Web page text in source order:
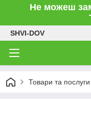
Не можеш
SHVI-DOV
Товари та послуги